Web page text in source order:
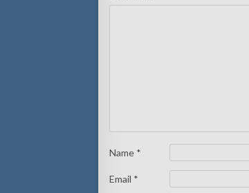
Name *
Email *